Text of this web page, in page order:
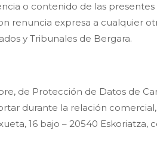
o contenido de las
renuncia expresa a cualquier
y Tribunales de Bergara.
de Protección de Datos de
durante la relación
16 bajo – 20540 Eskoriatza,